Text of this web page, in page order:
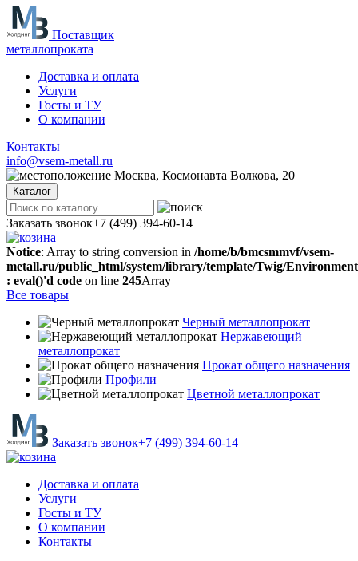
Поставщик
металлопроката
Доставка и оплата
Услуги
Госты и ТУ
О компании
Контакты
info@vsem-metall.ru
Москва, Космонавта Волкова, 20
Каталог
Заказать звонок+7 (499) 394-60-14
Notice: Array to string conversion in /home/b/bmcsmmvf/vsem-
metall.ru/public_html/system/library/template/Twig/
: eval()'d code on line 245Array
Все товары
Черный металлопрокат
Нержавеющий
металлопрокат
Прокат общего назначения
Профили
Цветной металлопрокат
Заказать звонок+7 (499) 394-60-14
Доставка и оплата
Услуги
Госты и ТУ
О компании
Контакты